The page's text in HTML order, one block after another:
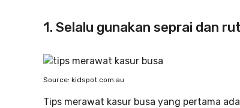
1. Selalu gunakan seprai dan
Source: kidspot.com.au
Tips merawat kasur busa yang pertama